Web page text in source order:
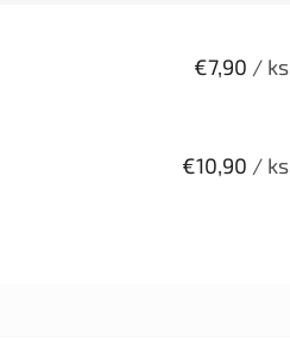
€7,90 / ks
€10,90 / ks